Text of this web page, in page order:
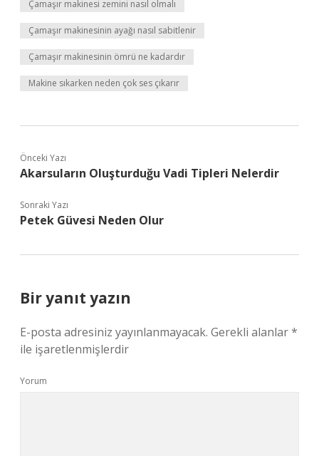
Çamaşır makinesi zemini nasıl olmalı
Çamaşır makinesinin ayağı nasıl sabitlenir
Çamaşır makinesinin ömrü ne kadardır
Makine sıkarken neden çok ses çıkarır
Önceki Yazı
Akarsuların Oluşturduğu Vadi Tipleri Nelerdir
Sonraki Yazı
Petek Güvesi Neden Olur
Bir yanıt yazın
E-posta adresiniz yayınlanmayacak. Gerekli alanlar*
ile işaretlenmişlerdir
Yorum